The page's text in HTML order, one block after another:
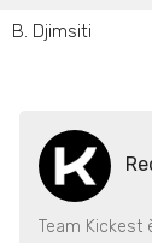
B. Djimsiti
Team Kickest